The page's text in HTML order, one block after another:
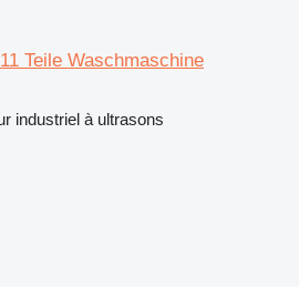
Teile Waschmaschine
industriel à ultrasons